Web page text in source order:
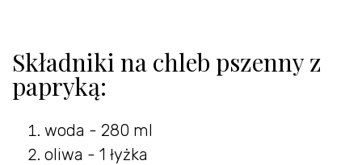
Składniki na chleb pszenny z
papryką:
woda - 280 ml
oliwa - 1 łyżka